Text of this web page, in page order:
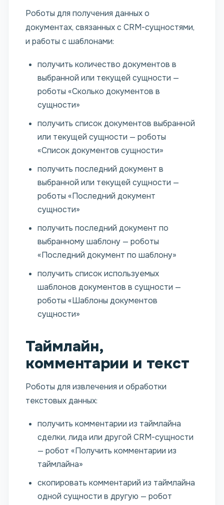
Роботы для получения данных о
документах, связанных с CRM-сущностями,
и работы с шаблонами:
получить количество документов в
выбранной или текущей сущности —
роботы «Сколько документов в
сущности»
получить список документов выбранной
или текущей сущности — роботы
«Список документов сущности»
получить последний документ в
выбранной или текущей сущности —
роботы «Последний документ
сущности»
получить последний документ по
выбранному шаблону — роботы
«Последний документ по шаблону»
получить список используемых
шаблонов документов в сущности —
роботы «Шаблоны документов
сущности»
Таймлайн,
комментарии и текст
Роботы для извлечения и обработки
текстовых данных:
получить комментарии из таймлайна
сделки, лида или другой CRM-сущности
— робот «Получить комментарии из
таймлайна»
скопировать комментарий из таймлайна
одной сущности в другую — робот